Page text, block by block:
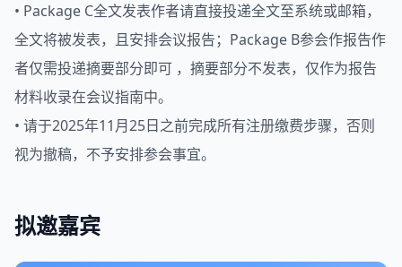
• Package C全文发表作者请直接投递全文至系统或邮箱，
全文将被发表，且安排会议报告；Package B参会作报告作
者仅需投递摘要部分即可 ，摘要部分不发表，仅作为报告
材料收录在会议指南中。
• 请于2025年11月25日之前完成所有注册缴费步骤，否则
视为撤稿，不予安排参会事宜。
拟邀嘉宾